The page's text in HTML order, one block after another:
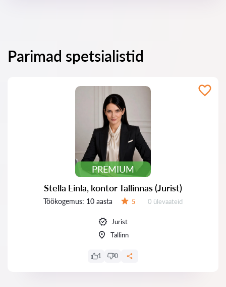
Parimad spetsialistid
PREMIUM
Stella Einla, kontor Tallinnas (Jurist)
Töökogemus: 10 aasta 5 Ülevaateid:
0 ülevaateid
Jurist
Tallinn
1 0